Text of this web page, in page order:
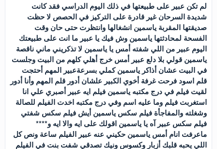
لم تكن عبير على طبيعتها في ذلك اليوم الدراسي فقد كانت
شديدة السرحان غير قادرة على التركيز في الحصص لا حظت
صديقتها المقربة ياسمين انشغالها وانتظرت حتى حان وقت
الفسحة لمحادثتها ياسمين وش فيك يا عبير ما انت على طبيعتك
اليوم عبير من اللي شفته أمس يا ياسمين لا تذكريني ماني ناقصة
ياسمين قولي بلا دلع عبير أمس خرج أهلي كلهم من البيت وجلست
في البيت عشان أذاكر ياسمين كملي بسرعةعبير المهم أحتجت
قلم اسود فرحت غرفة أخوي الكبير علشان أدور قلم المهم وأنا أدور
لقيت فيلم في درج مكتبه ياسمين فيلم ايه عبير أصبري علي انا
استغربت فيلم وما عليه اسم وفي درج مكتبه اخدت الفيلم للصالة
وشغلته والمفاجأة فيلم سكس ياسمين أيش فيلم سكس شفتي
فيلم سكس عبير آه يا ياسمين اقولك على ايه والا ايه و****
ماعرفت انام أمس ياسمين حكيني عنه عبير الفيلم ساعة ونص كل
اللي يحبه قلبك أزبار وكسوس ونيك تصدقي شفت بنت في الفيلم